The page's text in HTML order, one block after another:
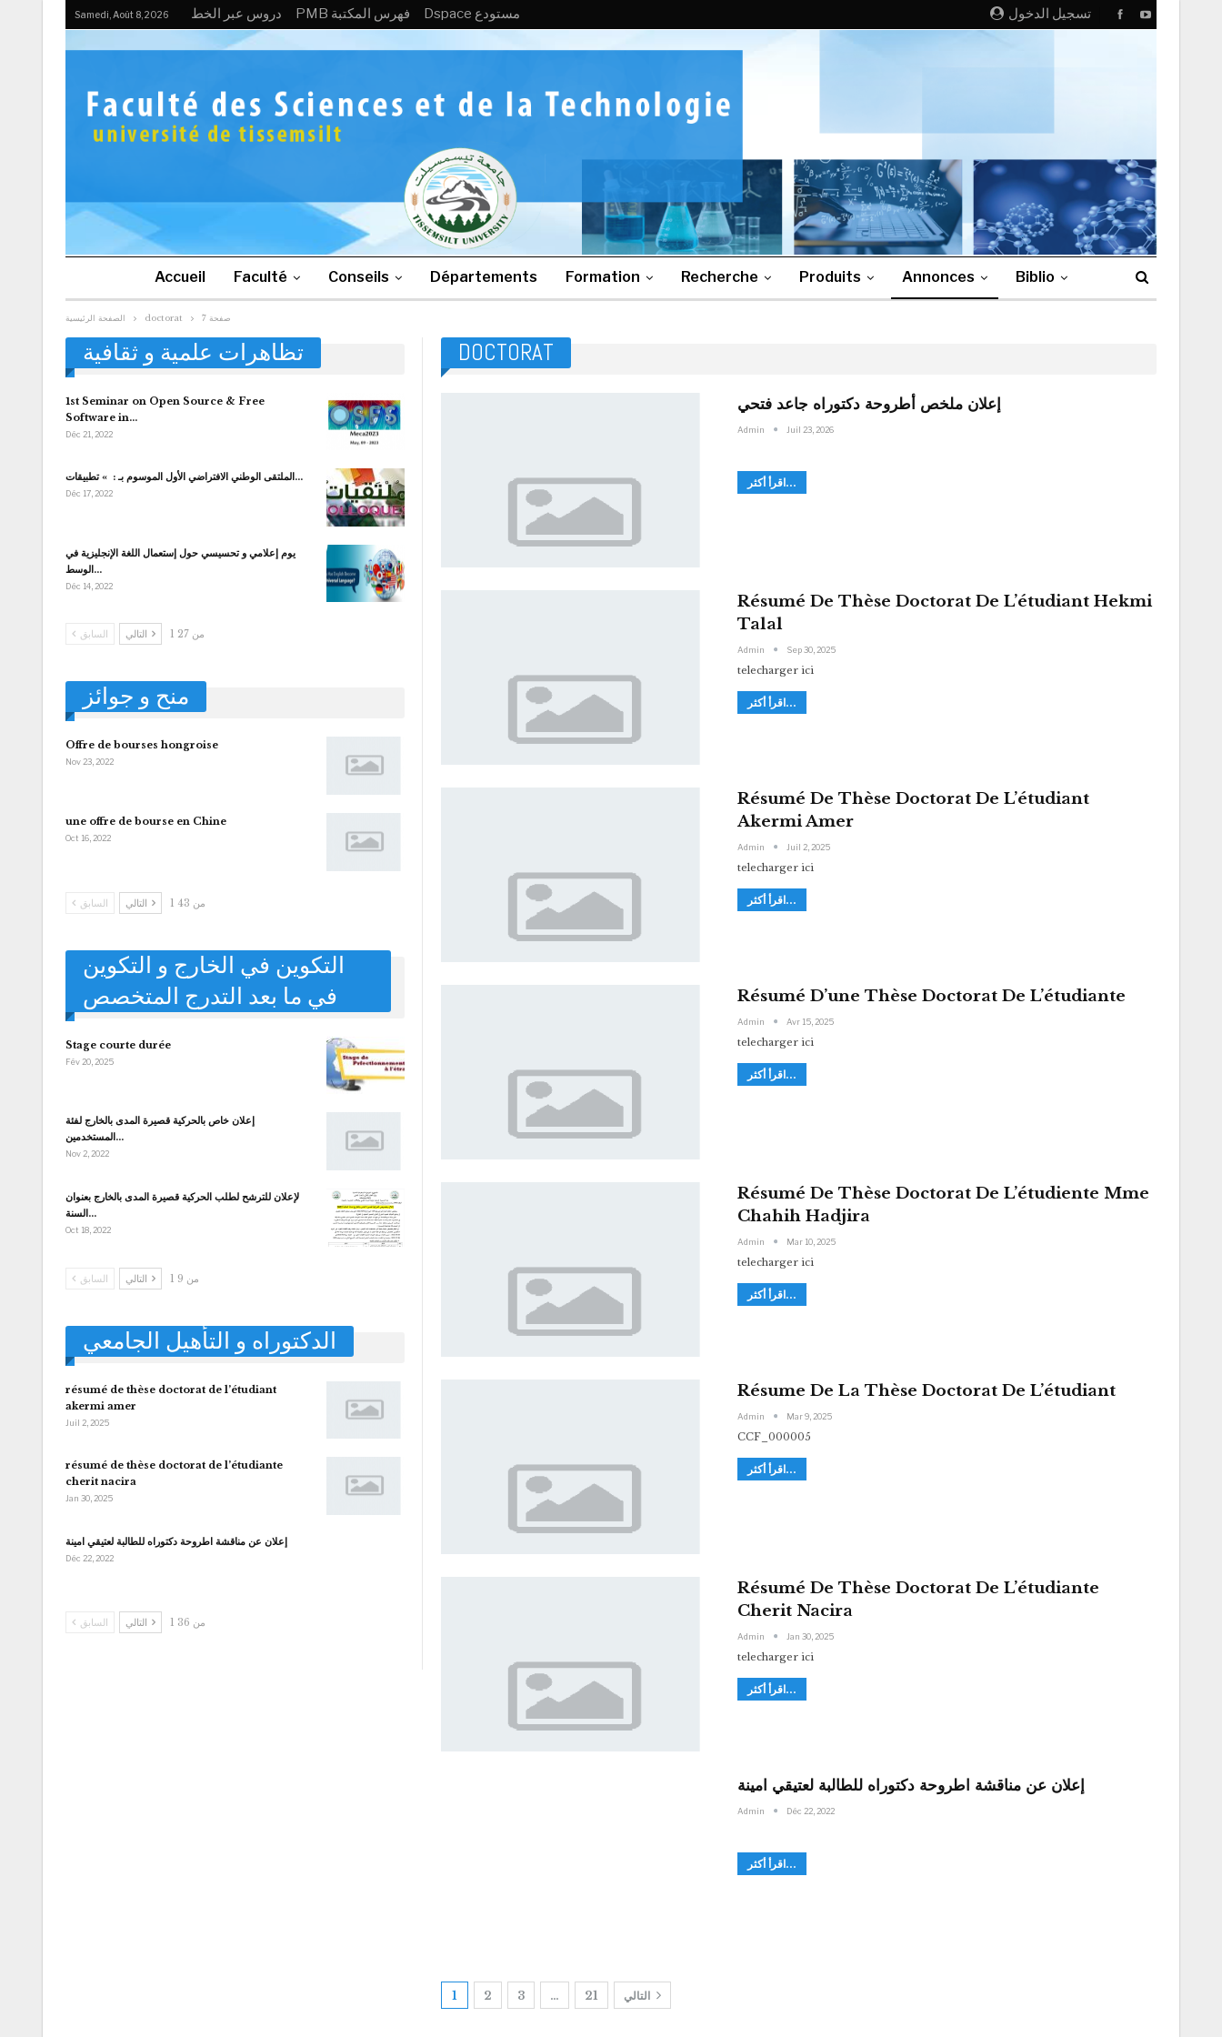
تسجيل الدخول Samedi, Août 8, 2026 دروس عبر الخط PMB فهرس المكتبة Dspace مستودع
Accueil Faculté Conseils Départements Formation Recherche Produits Annonces Biblio
الصفحة الرئيسية doctorat صفحة 7
تظاهرات علمية و ثقافية
1st Seminar on Open Source & Free
Software in…
Déc 21, 2022
الملتقى الوطني الافتراضي الأول الموسوم بـ : » تطبيقات…
Déc 17, 2022
يوم إعلامي و تحسيسي حول إستعمال اللغة الإنجليزية في
الوسط…
Déc 14, 2022
السابق 1 من 27
منح و جوائز
Offre de bourses hongroise
Nov 23, 2022
une offre de bourse en Chine
Oct 16, 2022
السابق 1 من 43
التكوين في الخارج و التكوين
في ما بعد التدرج المتخصص
Stage courte durée
Fév 20, 2025
إعلان خاص بالحركية قصيرة المدى بالخارج لفئة
المستخدمين…
Nov 2, 2022
لإعلان للترشح لطلب الحركية قصيرة المدى بالخارج بعنوان
السنة…
Oct 18, 2022
السابق 1 من 9
الدكتوراه و التأهيل الجامعي
résumé de thèse doctorat de l’étudiant
akermi amer
Juil 2, 2025
résumé de thèse doctorat de l’étudiante
cherit nacira
Jan 30, 2025
إعلان عن مناقشة اطروحة دكتوراه للطالبة لعتيقي امينة
Déc 22, 2022
السابق 1 من 36
DOCTORAT
إعلان ملخص أطروحة دكتوراه جاعد فتحي
Admin Juil 23, 2026
اقرأ أكثر...
Résumé De Thèse Doctorat De L’étudiant Hekmi
Talal
Admin Sep 30, 2025
telecharger ici
اقرأ أكثر...
Résumé De Thèse Doctorat De L’étudiant
Akermi Amer
Admin Juil 2, 2025
telecharger ici
اقرأ أكثر...
Résumé D’une Thèse Doctorat De L’étudiante
Admin Avr 15, 2025
telecharger ici
اقرأ أكثر...
Résumé De Thèse Doctorat De L’étudiente Mme
Chahih Hadjira
Admin Mar 10, 2025
telecharger ici
اقرأ أكثر...
Résume De La Thèse Doctorat De L’étudiant
Admin Mar 9, 2025
CCF_000005
اقرأ أكثر...
Résumé De Thèse Doctorat De L’étudiante
Cherit Nacira
Admin Jan 30, 2025
telecharger ici
اقرأ أكثر...
إعلان عن مناقشة اطروحة دكتوراه للطالبة لعتيقي امينة
Admin Déc 22, 2022
اقرأ أكثر...
1 2 3 … 21